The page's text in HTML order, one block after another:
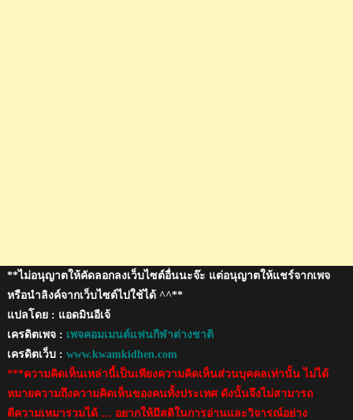
**ไม่อนุญาตให้คัดลอกลงเว็บไซต์อื่นนะจ๊ะ แต่อนุญาตให้แชร์จากเพจ
หรือนำลิงค์จากเว็บไซต์ไปใช้ได้ ^^**
แปลโดย : แอดมินอีเจ้
เครดิตเพจ : เพจคอมเมนต์แฟนกีฬาต่างชาติ
เครดิตเว็บ : www.kwamkidhen.com
***ความคิดเห็นเหล่านี้เป็นเพียงความคิดเห็นส่วนบุคคลเท่านั้น ไม่ได้
หมายความถึงความคิดเห็นของคนทั้งประเทศ ดังนั้นจึงไม่สามารถ
ตีความเหมารวมได้ … อยากให้มีสติในการอ่านและวิจารณ์อย่าง